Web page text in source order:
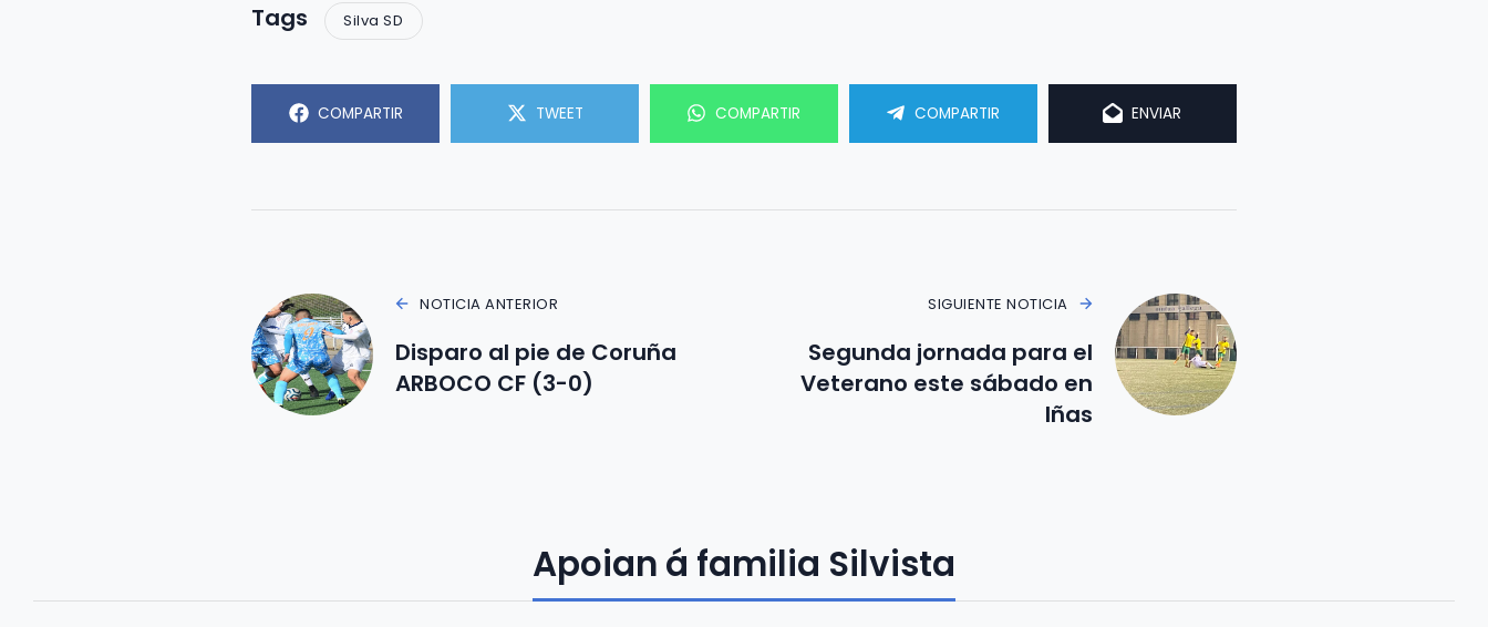
Tags Silva SD
COMPARTIR TWEET COMPARTIR COMPARTIR ENVIAR
NOTICIA ANTERIOR
Disparo al pie de Coruña
ARBOCO CF (3-0)
SIGUIENTE NOTICIA
Segunda jornada para el
Veterano este sábado en
Iñas
Apoian á familia Silvista